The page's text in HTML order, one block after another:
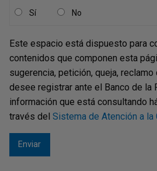
$3.000.000para el equipo de
$5.000.000en libros y/o
colegio.
3°. lugar:
Sí No
Este espacio está dispuesto para
contenidos que componen esta
sugerencia, petición, queja,
desee registrar ante el Banco de la
información que está consultando
través del Sistema de Atención a la